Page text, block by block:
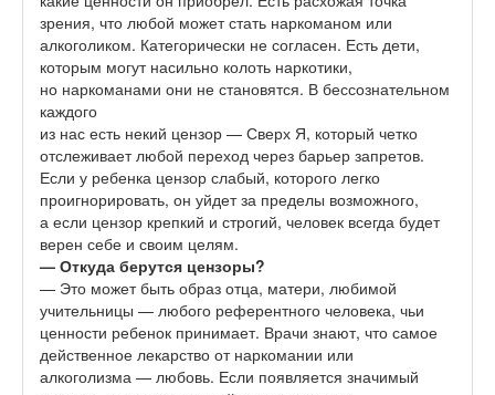
зрения, что любой может стать наркоманом или
алкоголиком. Категорически не согласен. Есть дети,
которым могут насильно колоть наркотики,
но наркоманами они не становятся. В бессознательном
каждого
из нас есть некий цензор — Сверх Я, который четко
отслеживает любой переход через барьер запретов.
Если у ребенка цензор слабый, которого легко
проигнорировать, он уйдет за пределы возможного,
а если цензор крепкий и строгий, человек всегда будет
верен себе и своим целям.
— Откуда берутся цензоры?
— Это может быть образ отца, матери, любимой
учительницы — любого референтного человека, чьи
ценности ребенок принимает. Врачи знают, что самое
действенное лекарство от наркомании или
алкоголизма — любовь. Если появляется значимый